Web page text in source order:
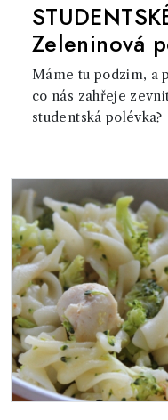
Zeleninová
Máme tu podzim, a
co nás zahřeje
studentská polévka?